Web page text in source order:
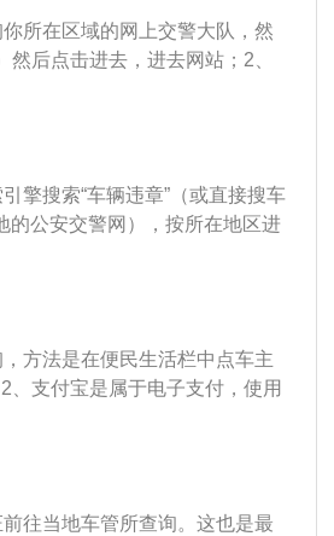
单据去指定的缴款银行进行违章
后的回执单，如若违章行为仍
除违章。
所在区域的网上交警大队，然
后点击进去，进去网站；2、
，进行查询；3、写你要查询
擎搜索“车辆违章”（或直接搜车
的公安交警网），按所在地区进
的后4位或后6位）；3、有的
方法是在便民生活栏中点车主
、支付宝是属于电子支付，使用
；3、电子支付具有方便、快
是一种付款方式，让买家先验
往当地车管所查询。这也是最